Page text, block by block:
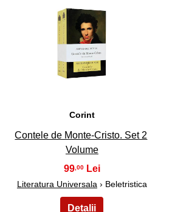
40
Corint
Contele de Monte-Cristo. Set 2
Volume
99,00
Literatura Universala › Beletristica